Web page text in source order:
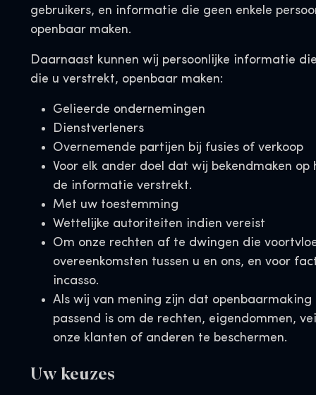
gebruikers, en informatie die geen enkele
openbaar maken.
Daarnaast kunnen wij persoonlijke informatie
die u verstrekt, openbaar maken:
Gelieerde ondernemingen
Dienstverleners
Overnemende partijen bij fusies of verkoop
Voor elk ander doel dat wij bekendmaken
de informatie verstrekt.
Met uw toestemming
Wettelijke autoriteiten indien vereist
Om onze rechten af te dwingen die
overeenkomsten tussen u en ons, en voor
incasso.
Als wij van mening zijn dat openbaarmaking
passend is om de rechten, eigendommen,
onze klanten of anderen te beschermen.
Uw keuzes